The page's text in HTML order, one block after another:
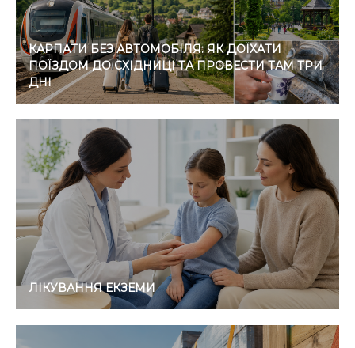
КАРПАТИ БЕЗ АВТОМОБІЛЯ: ЯК ДОЇХАТИ
ПОЇЗДОМ ДО СХІДНИЦІ ТА ПРОВЕСТИ ТАМ ТРИ
ДНІ
ЛІКУВАННЯ ЕКЗЕМИ